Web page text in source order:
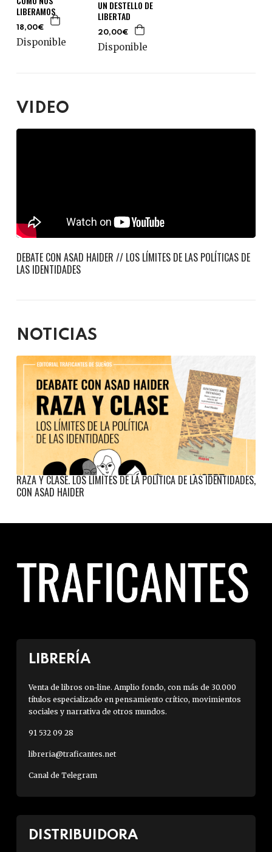
LIBERAMOS
18,00€
Disponible
UN DESTELLO DE
LIBERTAD
20,00€
Disponible
VIDEO
DEBATE CON ASAD HAIDER // LOS LÍMITES DE LAS POLÍTICAS DE
LAS IDENTIDADES
NOTICIAS
RAZA Y CLASE. LOS LÍMITES DE LA POLÍTICA DE LAS IDENTIDADES,
CON ASAD HAIDER
LIBRERÍA
Venta de libros on-line. Amplio fondo, con más de 30.000
títulos especializado en pensamiento crítico, movimientos
sociales y narrativa de otros mundos.
91 532 09 28
libreria@traficantes.net
Canal de Telegram
DISTRIBUIDORA